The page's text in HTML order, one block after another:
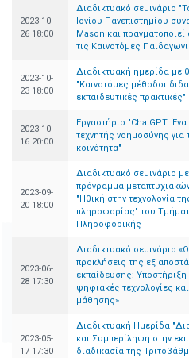
2023-10-
26 18:00
Διαδικτυακό σεμινάριο
Ιονίου Πανεπιστημίου
Mason και πραγματοποιεί
τις Καινοτόμες
2023-10-
23 18:00
Διαδικτυακή ημερίδα με
"Καινοτόμες μέθοδοι
εκπαιδευτικές πρακτικές"
2023-10-
16 20:00
Εργαστήριο "ChatGPT: Ένα
τεχνητής νοημοσύνης για
κοινότητα"
2023-09-
20 18:00
Διαδικτυακό σεμινάριο
πρόγραμμα
"Ηθική στην τεχνολογία
πληροφορίας" του
Πληροφορικής
2023-06-
28 17:30
Διαδικτυακό σεμινάριο
προκλήσεις της εξ
εκπαίδευσης:
ψηφιακές τεχνολογίες
μάθησης»
2023-05-
17 17:30
Διαδικτυακή Ημερίδα
και Συμπερίληψη στην
διαδικασία της